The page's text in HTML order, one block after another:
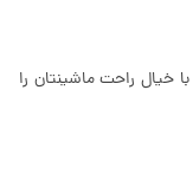
خیال راحت ماشینتان را